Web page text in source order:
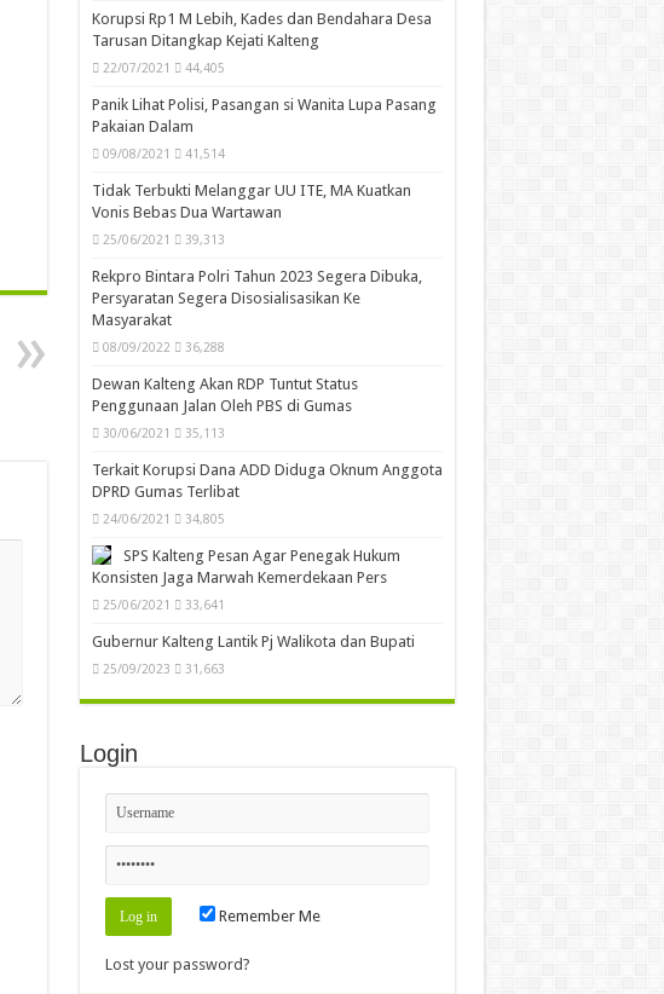
Korupsi Rp1 M Lebih, Kades dan Bendahara Desa
Tarusan Ditangkap Kejati Kalteng
22/07/2021 44,405
Panik Lihat Polisi, Pasangan si Wanita Lupa Pasang
Pakaian Dalam
09/08/2021 41,514
Tidak Terbukti Melanggar UU ITE, MA Kuatkan
Vonis Bebas Dua Wartawan
25/06/2021 39,313
Rekpro Bintara Polri Tahun 2023 Segera Dibuka,
Persyaratan Segera Disosialisasikan Ke
Masyarakat
08/09/2022 36,288
Dewan Kalteng Akan RDP Tuntut Status
Penggunaan Jalan Oleh PBS di Gumas
30/06/2021 35,113
Terkait Korupsi Dana ADD Diduga Oknum Anggota
DPRD Gumas Terlibat
24/06/2021 34,805
SPS Kalteng Pesan Agar Penegak Hukum
Konsisten Jaga Marwah Kemerdekaan Pers
25/06/2021 33,641
Gubernur Kalteng Lantik Pj Walikota dan Bupati
25/09/2023 31,663
Login
Remember Me
Lost your password?